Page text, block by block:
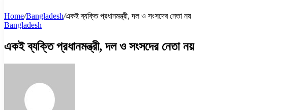
Home/Bangladesh/একই ব্যক্তি প্রধানমন্ত্রী, দল ও সংসদের নেতা নয়
Bangladesh
একই ব্যক্তি প্রধানমন্ত্রী, দল ও সংসদের নেতা নয়